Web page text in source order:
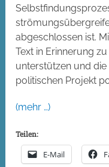
abgeschlossen ist.
Text in Erinnerung
unterstützen und
politischen Projekt
(mehr …)
Teilen:
E-Mail